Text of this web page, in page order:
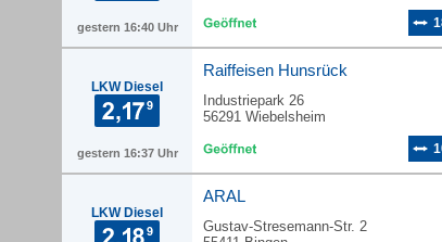
gestern 16:40 Uhr
LKW Diesel
gestern 16:37 Uhr
Raiffeisen Hunsrück
Industriepark 26
56291 Wiebelsheim
LKW Diesel
ARAL
Gustav-Stresemann-Str. 2